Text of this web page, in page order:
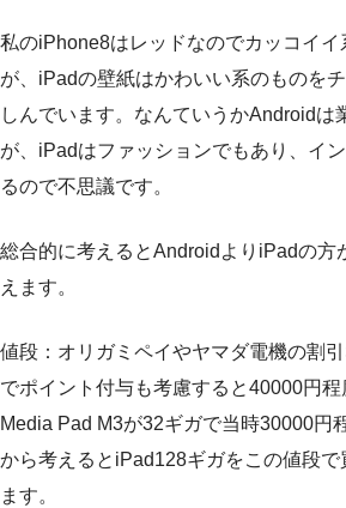
私のiPhone8はレッドなのでカッコイ
が、iPadの壁紙はかわいい系のものを
しんでいます。なんていうかAndroidは
が、iPadはファッションでもあり、イ
るので不思議です。
総合的に考えるとAndroidよりiPadの方
えます。
値段：オリガミペイやヤマダ電機の割
でポイント付与も考慮すると40000円程
Media Pad M3が32ギガで当時30000円
から考えるとiPad128ギガをこの値段
ます。